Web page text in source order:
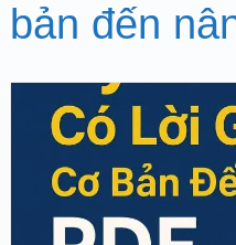
bản đến